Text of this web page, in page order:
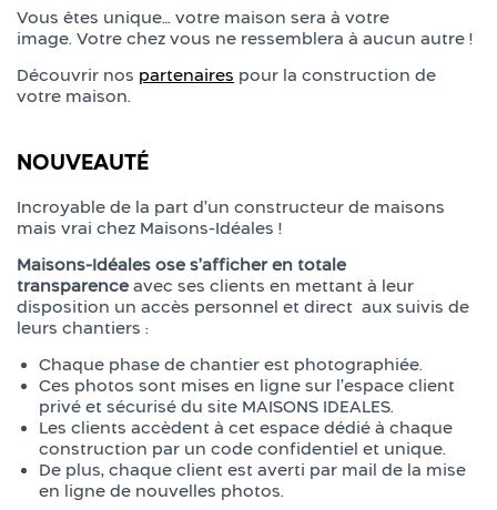
Vous êtes unique… votre maison sera à votre
image. Votre chez vous ne ressemblera à aucun autre !
Découvrir nos partenaires pour la construction de
votre maison.
NOUVEAUTÉ
Incroyable de la part d’un constructeur de maisons
mais vrai chez Maisons-Idéales !
Maisons-Idéales ose s’afficher en totale
transparence avec ses clients en mettant à leur
disposition un accès personnel et direct aux suivis de
leurs chantiers :
Chaque phase de chantier est photographiée.
Ces photos sont mises en ligne sur l’espace client
privé et sécurisé du site MAISONS IDEALES.
Les clients accèdent à cet espace dédié à chaque
construction par un code confidentiel et unique.
De plus, chaque client est averti par mail de la mise
en ligne de nouvelles photos.